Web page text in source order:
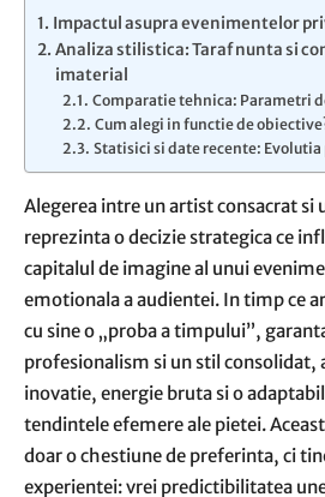
Impactul asupra evenimentelor
Analiza stilistica: Taraf nunta si
imaterial
Comparatie tehnica: Parametri
Cum alegi in functie de
Statisici si date recente:
Alegerea intre un artist consacrat si
reprezinta o decizie strategica ce
capitalul de imagine al unui
emotionala a audientei. In timp ce
cu sine o „proba a timpului”,
profesionalism si un stil
inovatie, energie bruta si o
tendintele efemere ale pietei.
doar o chestiune de preferinta, ci
experientei: vrei predictibilitatea